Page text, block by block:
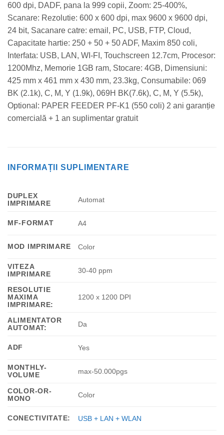
600 dpi, DADF, pana la 999 copii, Zoom: 25-400%,
Scanare: Rezolutie: 600 x 600 dpi, max 9600 x 9600 dpi,
24 bit, Sacanare catre: email, PC, USB, FTP, Cloud,
Capacitate hartie: 250 + 50 + 50 ADF, Maxim 850 coli,
Interfata: USB, LAN, WI-FI, Touchscreen 12.7cm, Procesor:
1200Mhz, Memorie 1GB ram, Stocare: 4GB, Dimensiuni:
425 mm x 461 mm x 430 mm, 23.3kg, Consumabile: 069
BK (2.1k), C, M, Y (1.9k), 069H BK(7.6k), C, M, Y (5.5k),
Optional: PAPER FEEDER PF-K1 (550 coli) 2 ani garanție
comercială + 1 an suplimentar gratuit
INFORMAȚII SUPLIMENTARE
DUPLEX
IMPRIMARE
Automat
MF-FORMAT A4
MOD IMPRIMARE Color
VITEZA
IMPRIMARE
30-40 ppm
RESOLUTIE
MAXIMA
IMPRIMARE:
1200 x 1200 DPI
ALIMENTATOR
AUTOMAT:
Da
ADF Yes
MONTHLY-
VOLUME
max-50.000pgs
COLOR-OR-
MONO
Color
CONECTIVITATE: USB + LAN + WLAN